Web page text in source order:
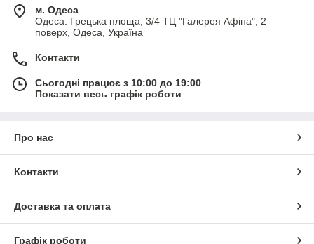
м. Одеса
Одеса: Грецька площа, 3/4 ТЦ "Галерея Афіна", 2
поверх, Одеса, Україна
Контакти
Сьогодні працює з 10:00 до 19:00
Показати весь графік роботи
Про нас
Контакти
Доставка та оплата
Графік роботи